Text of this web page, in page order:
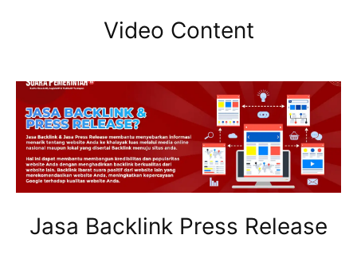
Video Content
Jasa Backlink Press Release